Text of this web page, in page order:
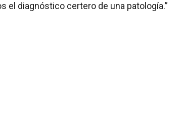
el diagnóstico certero de una patología.”